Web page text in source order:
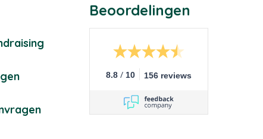
Beoordelingen
8.8 / 10 156 reviews